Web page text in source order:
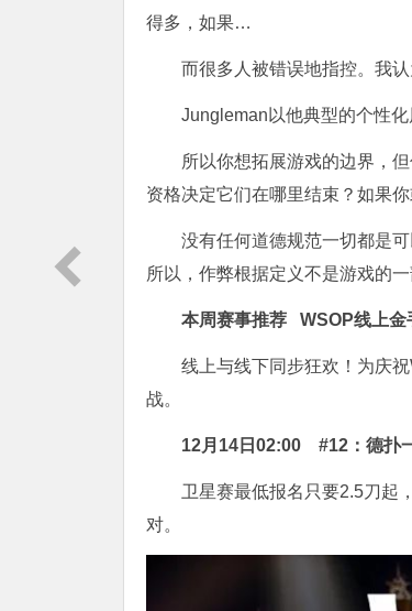
得多，如果…
而很多人被错误地指控。我
Jungleman以他典型的个性
所以你想拓展游戏的边界，
资格决定它们在哪里结束？如果
没有任何道德规范一切都是
所以，作弊根据定义不是游戏的一
本周赛事推荐 WSOP线上金
线上与线下同步狂欢！为庆
战。
12月14日02:00 #12：德扑
卫星赛最低报名只要2.5刀起
对。